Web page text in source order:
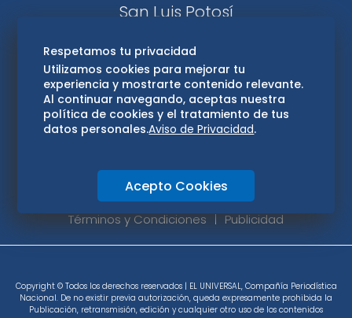
San Luis Potosí
Edomex
Consultas
Hidalgo
Oaxaca
Aviso de privacidad
Directorio
Términos y Condiciones
Publicidad
Copyright © Todos los derechos reservados | EL UNIVERSAL, Compañía Periodística
Nacional. De no existir previa autorización, queda expresamente prohibida la
Publicación, retransmisión, edición y cualquier otro uso de los contenidos
Respetamos tu privacidad
Utilizamos cookies para mejorar tu
experiencia y mostrarte contenido relevante.
Al continuar navegando, aceptas nuestra
política de cookies y el tratamiento de tus
datos personales.Aviso de Privacidad.
Acepto Cookies